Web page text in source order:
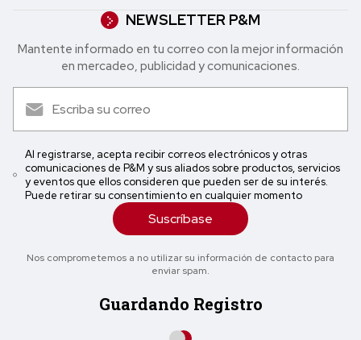
NEWSLETTER P&M
Mantente informado en tu correo con la mejor in formación
en mercadeo, publicidad y comunicaciones.
Al registrarse, acepta recibir correos electrónicos y otras
comunicaciones de P&M y sus aliados sobre productos, servicios
y eventos que ellos consideren que pueden ser de su interés.
Puede retirar su consentimiento en cualquier momento
Suscríbase
Nos comprometemos a no utilizar su información de contacto para
enviar spam.
Guardando Registro